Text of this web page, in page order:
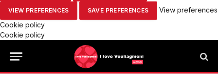
VIEW PREFERENCES SAVE PREFERENCES
View preferences
Cookie policy
Cookie policy